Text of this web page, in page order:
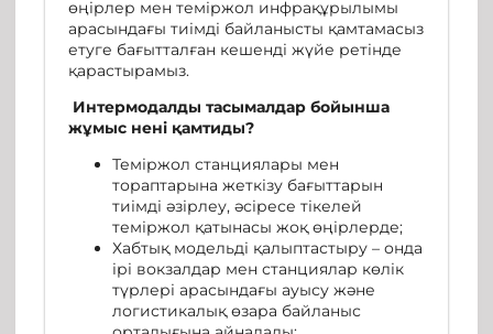
өңірлер мен теміржол инфрақұрылымы
арасындағы тиімді байланысты қамтамасыз
етуге бағытталған кешенді жүйе ретінде
қарастырамыз.
Интермодалды тасымалдар бойынша
жұмыс нені қамтиды?
Теміржол станциялары мен
тораптарына жеткізу бағыттарын
тиімді әзірлеу, әсіресе тікелей
теміржол қатынасы жоқ өңірлерде;
Хабтық модельді қалыптастыру – онда
ірі вокзалдар мен станциялар көлік
түрлері арасындағы ауысу және
логистикалық өзара байланыс